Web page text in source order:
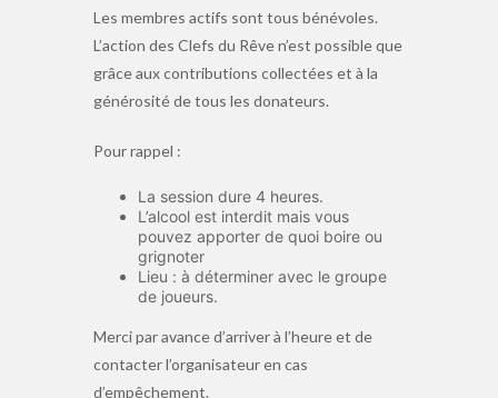
Les membres actifs sont tous bénévoles.
L’action des Clefs du Rêve n’est possible que
grâce aux contributions collectées et à la
générosité de tous les donateurs.
Pour rappel :
La session dure 4 heures.
L’alcool est interdit mais vous
pouvez apporter de quoi boire ou
grignoter
Lieu : à déterminer avec le groupe
de joueurs.
Merci par avance d’arriver à l’heure et de
contacter l’organisateur en cas
d’empêchement.